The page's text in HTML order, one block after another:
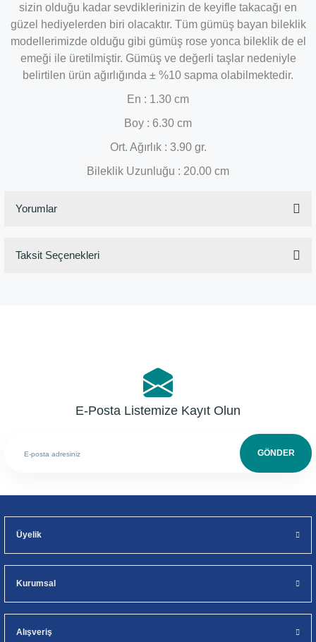
sizin olduğu kadar sevdiklerinizin de keyifle takacağı en
güzel hediyelerden biri olacaktır. Tüm gümüş bayan bileklik
modellerimizde olduğu gibi gümüş rose yonca bileklik de el
emeği ile üretilmiştir. Gümüş ve değerli taşlar nedeniyle
belirtilen ürün ağırlığında ± %10 sapma olabilmektedir.
En : 1.30 cm
Boy : 6.30 cm
Ort. Ağırlık : 3.90 gr.
Bileklik Uzunluğu : 20.00 cm
Yorumlar
Taksit Seçenekleri
E-Posta Listemize Kayıt Olun
GÖNDER
Üyelik
Kurumsal
Alışveriş